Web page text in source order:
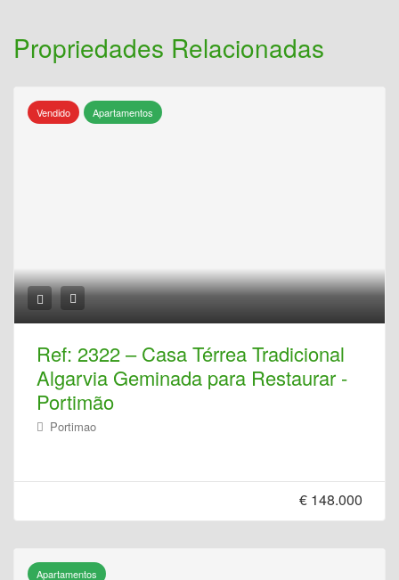
Propriedades Relacionadas
Vendido Apartamentos
Ref: 2322 – Casa Térrea Tradicional
Algarvia Geminada para Restaurar -
Portimão
Portimao
€ 148.000
Apartamentos